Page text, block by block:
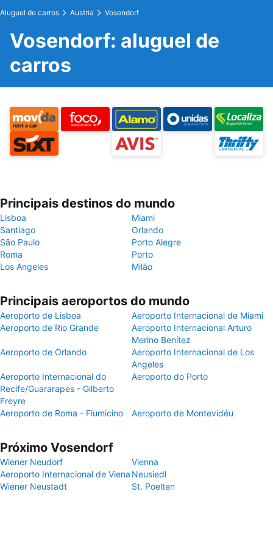
Aluguel de carros Austria Vosendorf
Vosendorf: aluguel de
carros
Principais destinos do mundo
Lisboa
Miami
Santiago
Orlando
São Paulo
Porto Alegre
Roma
Porto
Los Angeles
Milão
Principais aeroportos do mundo
Aeroporto de Lisboa
Aeroporto Internacional de Miami
Aeroporto de Rio Grande
Aeroporto Internacional Arturo
Merino Benítez
Aeroporto de Orlando
Aeroporto Internacional de Los
Angeles
Aeroporto Internacional do
Recife/Guararapes - Gilberto
Freyre
Aeroporto do Porto
Aeroporto de Roma - Fiumicino Aeroporto de Montevidéu
Próximo Vosendorf
Wiener Neudorf
Vienna
Aeroporto Internacional de Viena Neusiedl
Wiener Neustadt
St. Poelten